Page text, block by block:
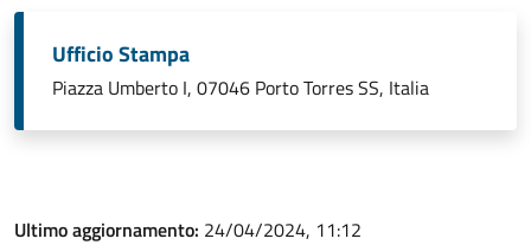
Ufficio Stampa
Piazza Umberto I, 07046 Porto Torres SS, Italia
Ultimo aggiornamento: 24/04/2024, 11:12